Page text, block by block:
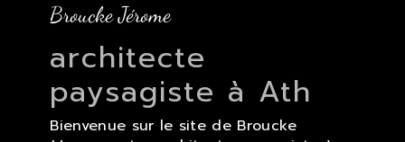
Broucke Jérome
architecte
paysagiste à Ath
Bienvenue sur le site de Broucke